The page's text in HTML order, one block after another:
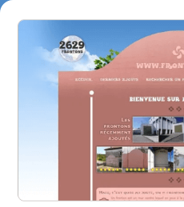
BUSCAR
4784
frontones